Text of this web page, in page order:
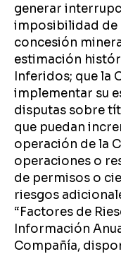
generar
imposibilidad de
concesión
estimación
Inferidos; que la
implementar su
disputas sobre
que puedan
operación de la
operaciones o
de permisos o
riesgos
“Factores de
Información
Compañía,